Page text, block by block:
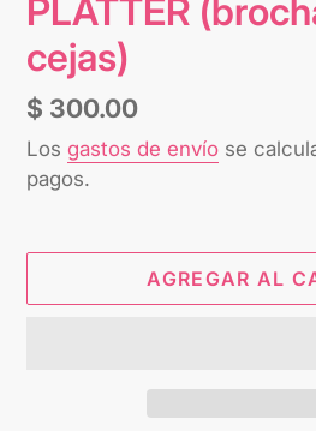
PLATTER
cejas)
Precio
habitual
$ 300.00
Los gastos de envío se
pagos.
AGREGAR AL